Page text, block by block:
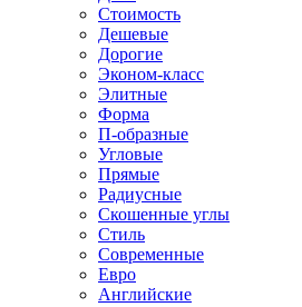
Стоимость
Дешевые
Дорогие
Эконом-класс
Элитные
Форма
П-образные
Угловые
Прямые
Радиусные
Скошенные углы
Стиль
Современные
Евро
Английские